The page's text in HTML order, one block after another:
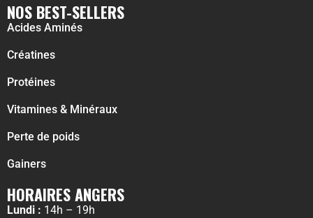
NOS BEST-SELLERS
Acides Aminés
Créatines
Protéines
Vitamines & Minéraux
Perte de poids
Gainers
HORAIRES ANGERS
Lundi : 14h – 19h